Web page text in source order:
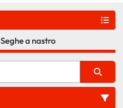
Seghe a nastro